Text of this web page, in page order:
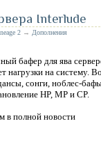
Interlude
2 → Дополнения
бафер для ява
нагрузки на систему.
сонги, ноблес-
HP, MP и CP.
в полной новости